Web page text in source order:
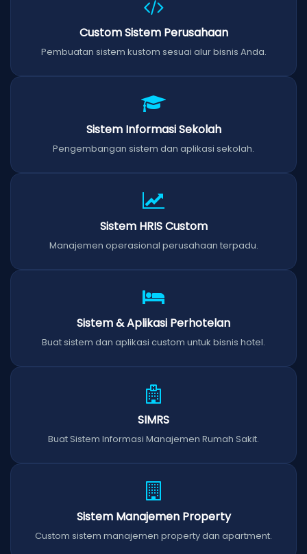
Custom Sistem Perusahaan
Pembuatan sistem kustom sesuai alur bisnis Anda.
Sistem Informasi Sekolah
Pengembangan sistem dan aplikasi sekolah.
Sistem HRIS Custom
Manajemen operasional perusahaan terpadu.
Sistem & Aplikasi Perhotelan
Buat sistem dan aplikasi custom untuk bisnis hotel.
SIMRS
Buat Sistem Informasi Manajemen Rumah Sakit.
Sistem Manajemen Property
Custom sistem manajemen property dan apartment.